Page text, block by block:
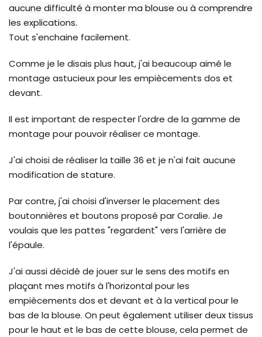
aucune difficulté à monter ma blouse ou à comprendre
les explications.
Tout s'enchaine facilement.
Comme je le disais plus haut, j'ai beaucoup aimé le
montage astucieux pour les empiècements dos et
devant.
Il est important de respecter l'ordre de la gamme de
montage pour pouvoir réaliser ce montage.
J'ai choisi de réaliser la taille 36 et je n'ai fait aucune
modification de stature.
Par contre, j'ai choisi d'inverser le placement des
boutonnières et boutons proposé par Coralie. Je
voulais que les pattes "regardent" vers l'arrière de
l'épaule.
J'ai aussi décidé de jouer sur le sens des motifs en
plaçant mes motifs à l'horizontal pour les
empiècements dos et devant et à la vertical pour le
bas de la blouse. On peut également utiliser deux tissus
pour le haut et le bas de cette blouse, cela permet de